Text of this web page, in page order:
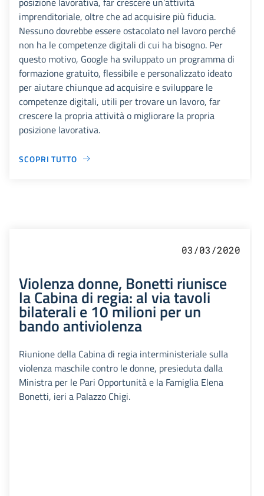
imprenditoriale, oltre che ad acquisire più fiducia.
Nessuno dovrebbe essere ostacolato nel lavoro perché
non ha le competenze digitali di cui ha bisogno. Per
questo motivo, Google ha sviluppato un programma di
formazione gratuito, flessibile e personalizzato ideato
per aiutare chiunque ad acquisire e sviluppare le
competenze digitali, utili per trovare un lavoro, far
crescere la propria attività o migliorare la propria
posizione lavorativa.
SCOPRI TUTTO
03/03/2020
Violenza donne, Bonetti riunisce
la Cabina di regia: al via tavoli
bilaterali e 10 milioni per un
bando antiviolenza
Riunione della Cabina di regia interministeriale sulla
violenza maschile contro le donne, presieduta dalla
Ministra per le Pari Opportunità e la Famiglia Elena
Bonetti, ieri a Palazzo Chigi.